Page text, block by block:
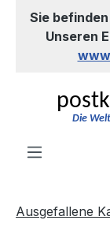
Zum Hauptinhalt
Sie
Unseren
Ausgefallene